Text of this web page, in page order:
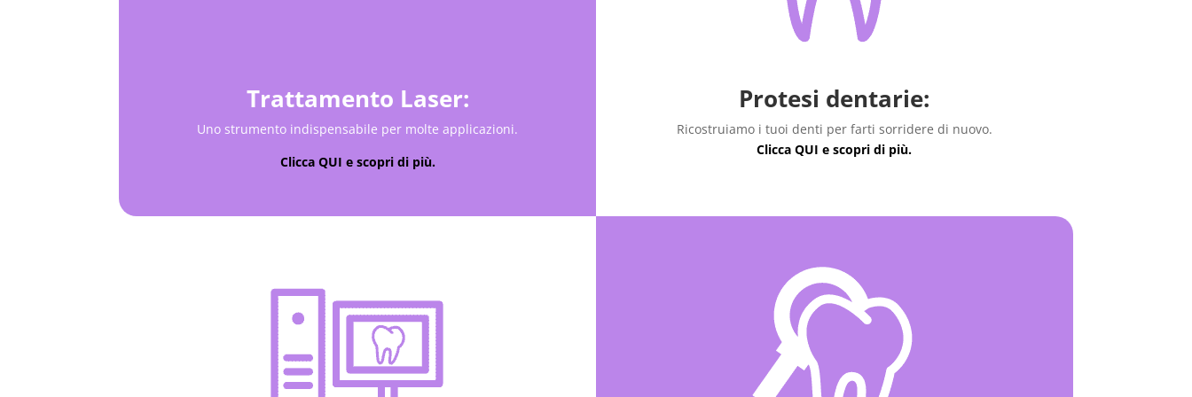
Trattamento Laser:
Uno strumento indispensabile per molte applicazioni.
Clicca QUI e scopri di più.
Protesi dentarie:
Ricostruiamo i tuoi denti per farti sorridere di nuovo.
Clicca QUI e scopri di più.